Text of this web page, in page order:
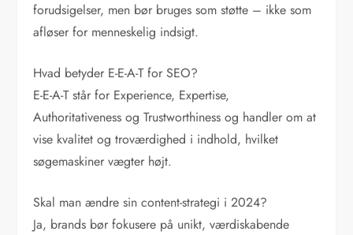
forudsigelser, men bør bruges som støtte – ikke som
afløser for menneskelig indsigt.
Hvad betyder E-E-A-T for SEO?
E-E-A-T står for Experience, Expertise,
Authoritativeness og Trustworthiness og handler om at
vise kvalitet og troværdighed i indhold, hvilket
søgemaskiner vægter højt.
Skal man ændre sin content-strategi i 2024?
Ja, brands bør fokusere på unikt, værdiskabende